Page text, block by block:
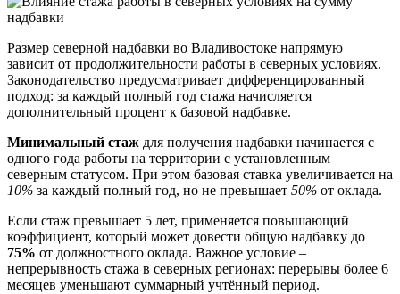
Размер северной надбавки во Владивостоке напрямую
зависит от продолжительности работы в северных условиях.
Законодательство предусматривает дифференцированный
подход: за каждый полный год стажа начисляется
дополнительный процент к базовой надбавке.
Минимальный стаж для получения надбавки начинается с
одного года работы на территории с установленным
северным статусом. При этом базовая ставка увеличивается на
10% за каждый полный год, но не превышает 50% от оклада.
Если стаж превышает 5 лет, применяется повышающий
коэффициент, который может довести общую надбавку до
75% от должностного оклада. Важное условие –
непрерывность стажа в северных регионах: перерывы более 6
месяцев уменьшают суммарный учтённый период.